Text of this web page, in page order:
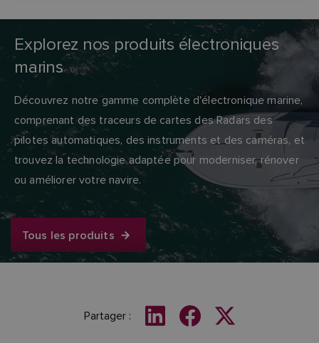
Explorez nos produits électroniques
marins
Découvrez notre gamme complète d'électronique marine,
comprenant des traceurs de cartes des Radars des
pilotes automatiques, des instruments et des caméras, et
trouvez la technologie adaptée pour moderniser, rénover
ou améliorer votre navire.
Tous les produits
Partager :